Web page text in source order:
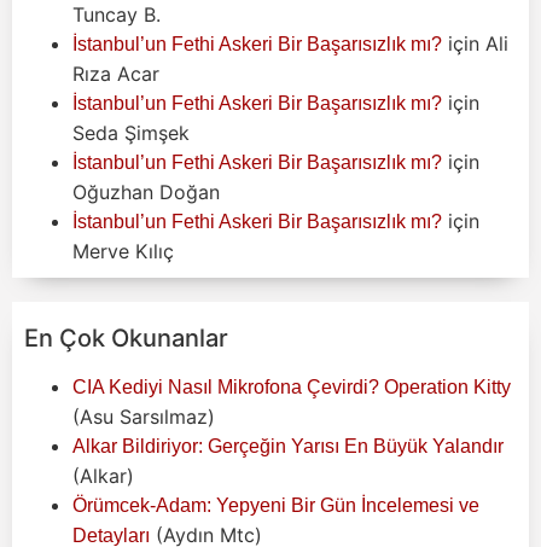
Tuncay B.
İstanbul’un Fethi Askeri Bir Başarısızlık mı? için Ali
Rıza Acar
İstanbul’un Fethi Askeri Bir Başarısızlık mı? için
Seda Şimşek
İstanbul’un Fethi Askeri Bir Başarısızlık mı? için
Oğuzhan Doğan
İstanbul’un Fethi Askeri Bir Başarısızlık mı? için
Merve Kılıç
En Çok Okunanlar
CIA Kediyi Nasıl Mikrofona Çevirdi? Operation Kitty
(Asu Sarsılmaz)
Alkar Bildiriyor: Gerçeğin Yarısı En Büyük Yalandır
(Alkar)
Örümcek-Adam: Yepyeni Bir Gün İncelemesi ve
Detayları (Aydın Mtc)